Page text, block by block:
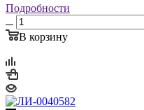
Подробности
В корзину